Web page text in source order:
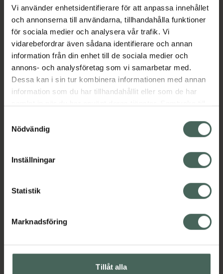
Vi använder enhetsidentifierare för att anpassa innehållet
och annonserna till användarna, tillhandahålla funktioner
för sociala medier och analysera vår trafik. Vi
vidarebefordrar även sådana identifierare och annan
information från din enhet till de sociala medier och
annons- och analysföretag som vi samarbetar med.
Dessa kan i sin tur kombinera informationen med annan
information som du har tillhandahållit eller som de har
återkalla ditt samtycke via webbplatsens
cookieinställningar. Ett återkallat samtycke påverkar inte
lagligheten av behandling som skett innan återkallelsen.
Nödvändig
Inställningar
Statistik
Marknadsföring
Tillåt alla
Beskrivning
Läs alltid bipacksedeln innan
användning.
syd till Lappland i norr, och online i mobilen och på
hjälpa just dig att må lite bättre. Välkommen att prata
Kundservice